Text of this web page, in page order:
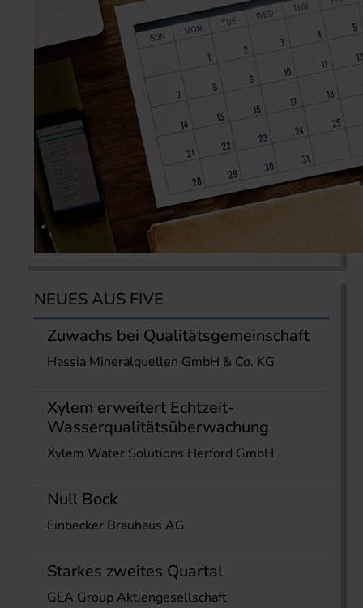
NEUES AUS FIVE
Zuwachs bei Qualitätsgemeinschaft
Hassia Mineralquellen GmbH & Co. KG
Xylem erweitert Echtzeit-
Wasserqualitätsüberwachung
Xylem Water Solutions Herford GmbH
Null Bock
Einbecker Brauhaus AG
Starkes zweites Quartal
GEA Group Aktiengesellschaft